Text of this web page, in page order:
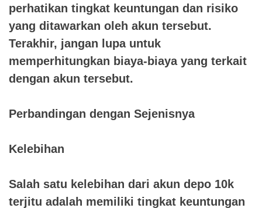
perhatikan tingkat keuntungan dan risiko
yang ditawarkan oleh akun tersebut.
Terakhir, jangan lupa untuk
memperhitungkan biaya-biaya yang terkait
dengan akun tersebut.
Perbandingan dengan Sejenisnya
Kelebihan
Salah satu kelebihan dari akun depo 10k
terjitu adalah memiliki tingkat keuntungan